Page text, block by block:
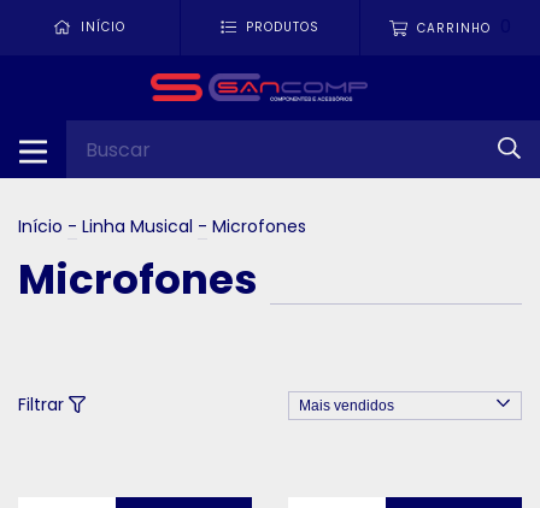
INÍCIO PRODUTOS CARRINHO
Início - Linha Musical - Microfones
Microfones
Filtrar